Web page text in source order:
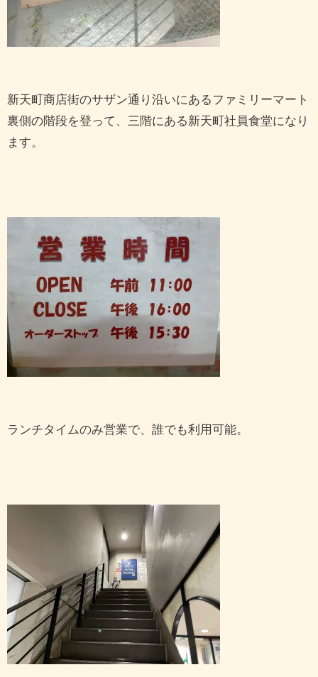
新天町商店街のサザン通り沿いにあるファミリーマート
裏側の階段を登って、三階にある新天町社員食堂になり
ます。
ランチタイムのみ営業で、誰でも利用可能。